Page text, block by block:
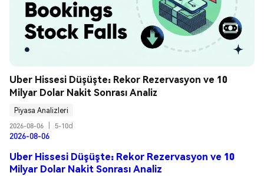
Uber Hissesi Düşüşte: Rekor Rezervasyon ve 10
Milyar Dolar Nakit Sonrası Analiz
Piyasa Analizleri
2026-08-06
5-10d
2026-08-06
Uber Hissesi Düşüşte: Rekor Rezervasyon ve 10
Milyar Dolar Nakit Sonrası Analiz